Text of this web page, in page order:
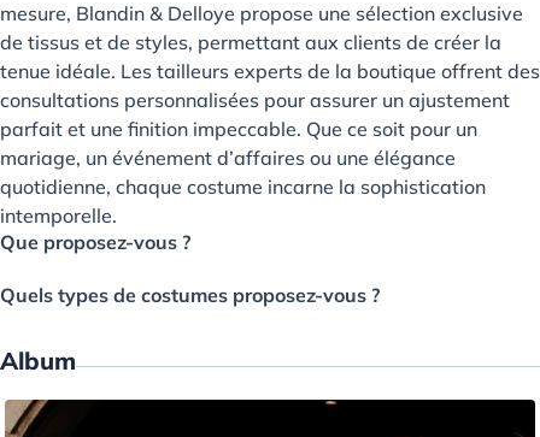
mesure, Blandin & Delloye propose une sélection exclusive
de tissus et de styles, permettant aux clients de créer la
tenue idéale. Les tailleurs experts de la boutique offrent des
consultations personnalisées pour assurer un ajustement
parfait et une finition impeccable. Que ce soit pour un
mariage, un événement d’affaires ou une élégance
quotidienne, chaque costume incarne la sophistication
intemporelle.
Que proposez-vous ?
Quels types de costumes proposez-vous ?
Album